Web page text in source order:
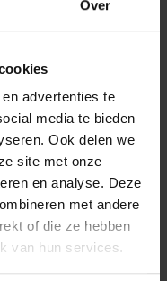
Over
advertenties te
media te bieden
Ook delen we
site met onze
en analyse. Deze
met andere
of die ze hebben
van hun services.
en logistiek en
specifieke
in op
creatieve en
is overzichtelijk
vindt u snel het
assortiment. Direct al
die kennis heeft
met ons op.